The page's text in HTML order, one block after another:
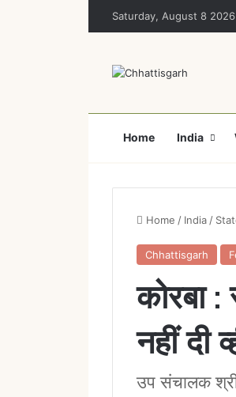
Saturday, August 8 2026
Home India
Home / India /
Chhattisgarh
कोरबा
नहीं दी
उप संचालक